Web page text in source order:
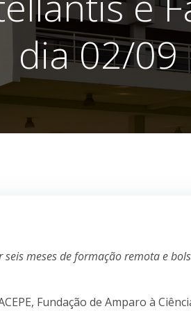
dia 02/09
meses de formação remota e
Fundação de Amparo à